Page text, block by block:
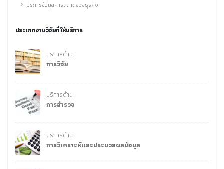
บริการข้อมูลการตลาดของธุรกิจ
ประเภทงานวิจัยที่ให้บริการ
บริการด้าน
การวิจัย
บริการด้าน
การสำรวจ
บริการด้าน
การวิเคราะห์และประมวลผลข้อมูล